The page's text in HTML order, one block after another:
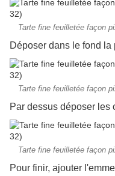
Tarte fine feuilletée façon
Déposer dans le fond la
Tarte fine feuilletée façon
Par dessus déposer les
Tarte fine feuilletée façon
Pour finir, ajouter